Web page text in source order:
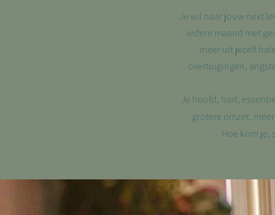
Je wil naar jouw next
iedere maand met
meer uit jezelf
overtuigingen,
Je hoofd, hart,
grotere omzet,
Hoe kom je,